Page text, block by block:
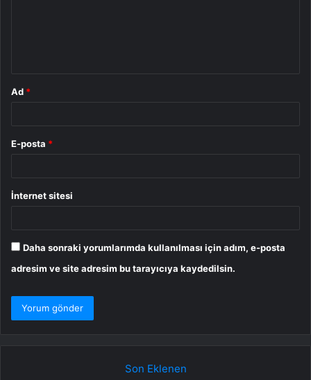
Ad *
E-posta *
İnternet sitesi
Daha sonraki yorumlarımda kullanılması için adım, e-posta
adresim ve site adresim bu tarayıcıya kaydedilsin.
Son Eklenen